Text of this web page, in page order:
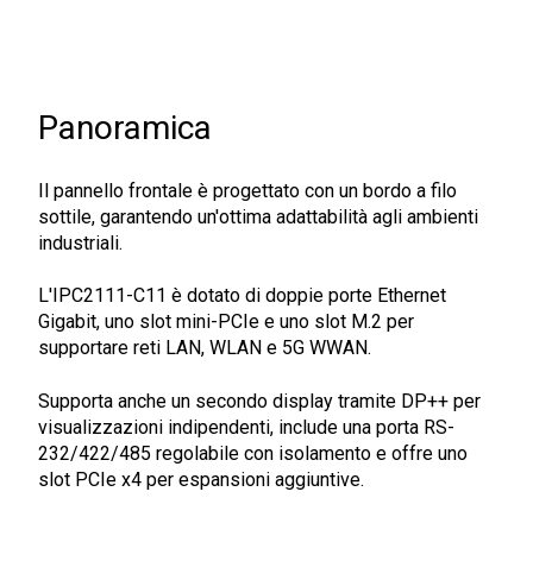
Panoramica
Il pannello frontale è progettato con un bordo a filo
sottile, garantendo un'ottima adattabilità agli ambienti
industriali.
L'IPC2111-C11 è dotato di doppie porte Ethernet
Gigabit, uno slot mini-PCIe e uno slot M.2 per
supportare reti LAN, WLAN e 5G WWAN.
Supporta anche un secondo display tramite DP++ per
visualizzazioni indipendenti, include una porta RS-
232/422/485 regolabile con isolamento e offre uno
slot PCIe x4 per espansioni aggiuntive.